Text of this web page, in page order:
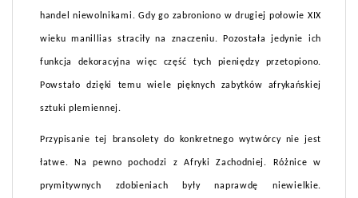
handel niewolnikami. Gdy go zabroniono w drugiej połowie XIX
wieku manillias straciły na znaczeniu. Pozostała jedynie ich
funkcja dekoracyjna więc część tych pieniędzy przetopiono.
Powstało dzięki temu wiele pięknych zabytków afrykańskiej
sztuki plemiennej.
Przypisanie tej bransolety do konkretnego wytwórcy nie jest
łatwe. Na pewno pochodzi z Afryki Zachodniej. Różnice w
prymitywnych zdobieniach były naprawdę niewielkie.